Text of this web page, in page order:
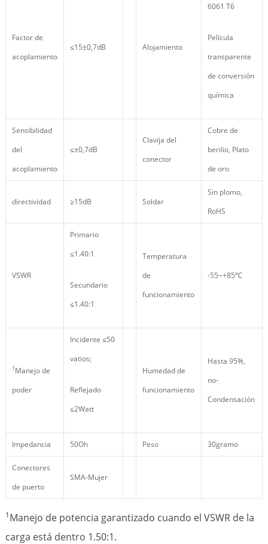
Factor de
acoplamiento
≤15±0,7dB Alojamiento
6061 T6
Película
transparente
de conversión
química
Sensibilidad
del
acoplamiento
≤±0,7dB
Clavija del
conector
Cobre de
berilio, Plato
de oro
directividad ≥15dB Soldar
Sin plomo,
RoHS
VSWR
Primario
≤1.40:1
Secundario
≤1.40:1
Temperatura
de
funcionamiento
-55~+85℃
1 Manejo de
poder
Incidente ≤50
vatios;
Reflejado
≤2Watt
Humedad de
funcionamiento
Hasta 95%,
no-
Condensación
Impedancia 50Oh Peso 30gramo
Conectores
de puerto
SMA-Mujer
1Manejo de potencia garantizado cuando el VSWR de la
carga está dentro 1.50:1.